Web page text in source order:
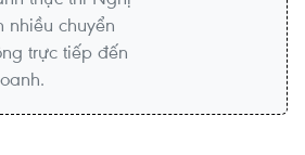
nhiều chuyển
trực tiếp đến